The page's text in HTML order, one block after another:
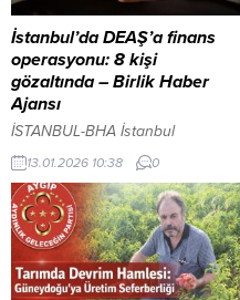
İstanbul’da DEAŞ’a finans
operasyonu: 8 kişi
gözaltında – Birlik Haber
Ajansı
İSTANBUL-BHA İstanbul
Cumhuriyet Başsavcılığı’ndan
yapılan açıklamada, Terörizmin
Finansmanının Önlenmesi ve
Aklama Suçu Soruşturma Bürosu
tarafından DEAŞ’ın mali
faaliyetlerinin tespit edilmesi ve
deşifre edilmesine yönelik
13.01.2026 10:38 0